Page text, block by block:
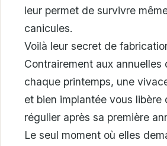
leur permet de survivre
canicules.
Voilà leur secret de
Contrairement aux annuelles
chaque printemps, une
et bien implantée vous libère
régulier après sa première
Le seul moment où elles